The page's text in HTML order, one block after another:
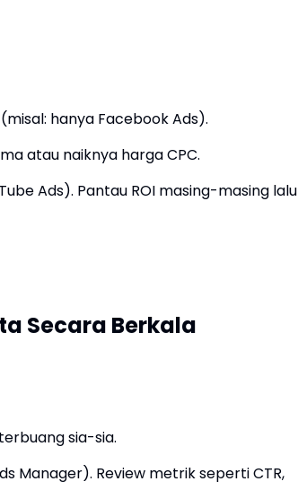
hanya Facebook Ads).
atau naiknya harga CPC.
Ads). Pantau ROI masing-masing lalu
Secara Berkala
sia-sia.
Manager). Review metrik seperti CTR,